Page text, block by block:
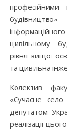
професійними
цивільному
рівня вищої
та цивільна
Колектив
«Сучасне
депутатом
реалізації